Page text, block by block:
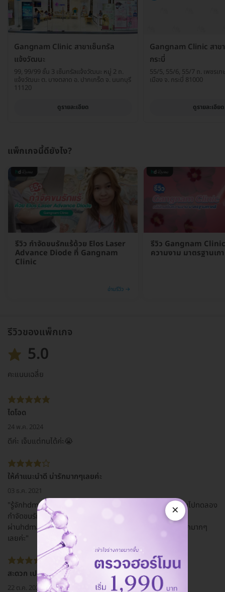
Gangnam Clinic สาขาเซ็นทรัล
แจ้งวัฒนะ
99, 99/99 ชั้น 3 เซ็นทรัลแจ้งวัฒนะ หมู่ 2 ถ.
แจ้งวัฒนะ ต. บางตลาด อ. ปากเกร็ด จ. นนทบุรี
11120
ดูรายละเอียด
Gangnam Clinic สาข
กระบี่
55/5, 55/6, 55/7 ถ. เพชรเ
เมือง จ. กระบี่ 81000
ดูรายละเอียด
แพ็กเกจนี้ดียังไง?
รีวิว กำจัดขนรักแร้ด้วย Elos Laser
Advance Diode ที่ Gangnam
Clinic
อ่านรีวิว →
รีวิว Gangnam
ความงาม มาตรฐานเก
รีวิวของแพ็กเกจ
5.0
คะแนนเฉลี่ย
ไดโอด
24 พ.ค. 2024
ดีค่ะ เจ็บแต่ทนได้ค่ะ😭
ให้คำแนะนำดี น่ารักมากๆเลยค่ะ
03 ธ.ค. 2021
"รู้จักhdmall เพราะเพื่อนแนะนำมาค่ะ เลือกแพ็กเกจนี้เพราะเคยไปทดลอง
กำจัดขนรักแร้ที่กังนัมมาแล้ว เพื่อนเลยแนะนำให้จองแพ็กเกจนี้
ผ่านhdmallค่ะ แอดมินตอบเร็วมากๆเลยค่ะ ให้คำแนะนำดี น่ารักมากๆ
เลยค่ะ"
สะดวก เปรียบเทียบราคาชัดเจน
22 ต.ค. 2020
×